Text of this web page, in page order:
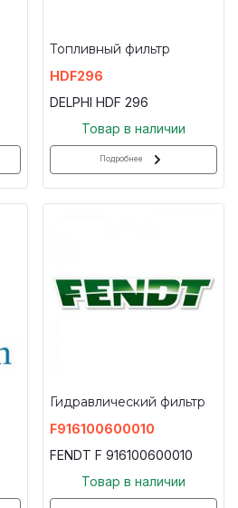
Топливный фильтр
HDF296
DELPHI HDF 296
Товар в наличии
Подробнее
Гидравлический фильтр
F916100600010
FENDT F 916100600010
Товар в наличии